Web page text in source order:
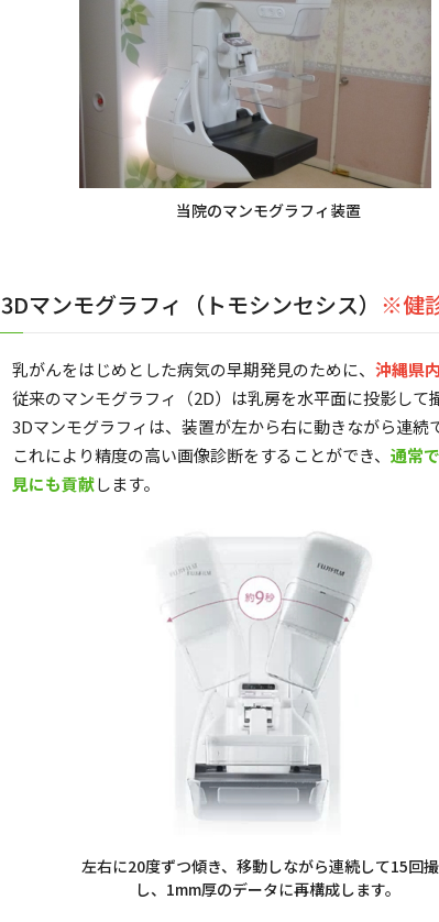
当院のマンモグラフィ装置
3Dマンモグラフィ（トモシンセシス） ※健
乳がんをはじめとした病気の早期発見のために、 沖縄県
従来のマンモグラフィ（2D）は乳房を水平面に投影して
3Dマンモグラフィは、装置が左から右に動きながら連続
これにより精度の高い画像診断をすることができ、 通常
見にも貢献します。
左右に20度ずつ傾き、移動しながら連続して15回
し、1mm厚のデータに再構成します。